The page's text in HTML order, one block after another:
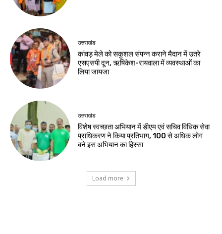
उत्तराखंड
कांवड़ मेले को सकुशल संपन्न कराने मैदान में उतरे
एसएसपी दून, ऋषिकेश-रायवाला में व्यवस्थाओं का
लिया जायजा
उत्तराखंड
विशेष स्वच्छता अभियान में डीएम एवं सचिव विधिक सेवा
प्राधिकरण ने किया प्रतिभाग, 100 से अधिक लोग
बने इस अभियान का हिस्सा
Load more